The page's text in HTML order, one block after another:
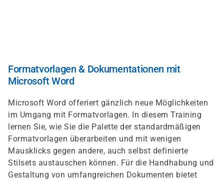
Formatvorlagen & Dokumentationen mit
Microsoft Word
Microsoft Word offeriert gänzlich neue Möglichkeiten
im Umgang mit Formatvorlagen. In diesem Training
lernen Sie, wie Sie die Palette der standardmäßigen
Formatvorlagen überarbeiten und mit wenigen
Mausklicks gegen andere, auch selbst definierte
Stilsets austauschen können. Für die Handhabung und
Gestaltung von umfangreichen Dokumenten bietet